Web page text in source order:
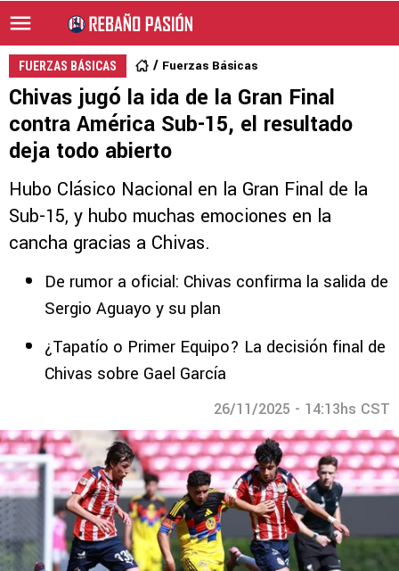
FUERZAS BÁSICAS Fuerzas Básicas
Chivas jugó la ida de la Gran Final
contra América Sub-15, el resultado
deja todo abierto
Hubo Clásico Nacional en la Gran Final de la
Sub-15, y hubo muchas emociones en la
cancha gracias a Chivas.
De rumor a oficial: Chivas confirma la salida de
Sergio Aguayo y su plan
¿Tapatío o Primer Equipo? La decisión final de
Chivas sobre Gael García
26/11/2025 - 14:13hs CST